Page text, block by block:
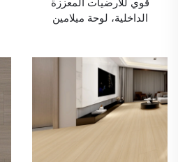
قوي للأرضيات المعززة
الداخلية، لوحة ميلامين